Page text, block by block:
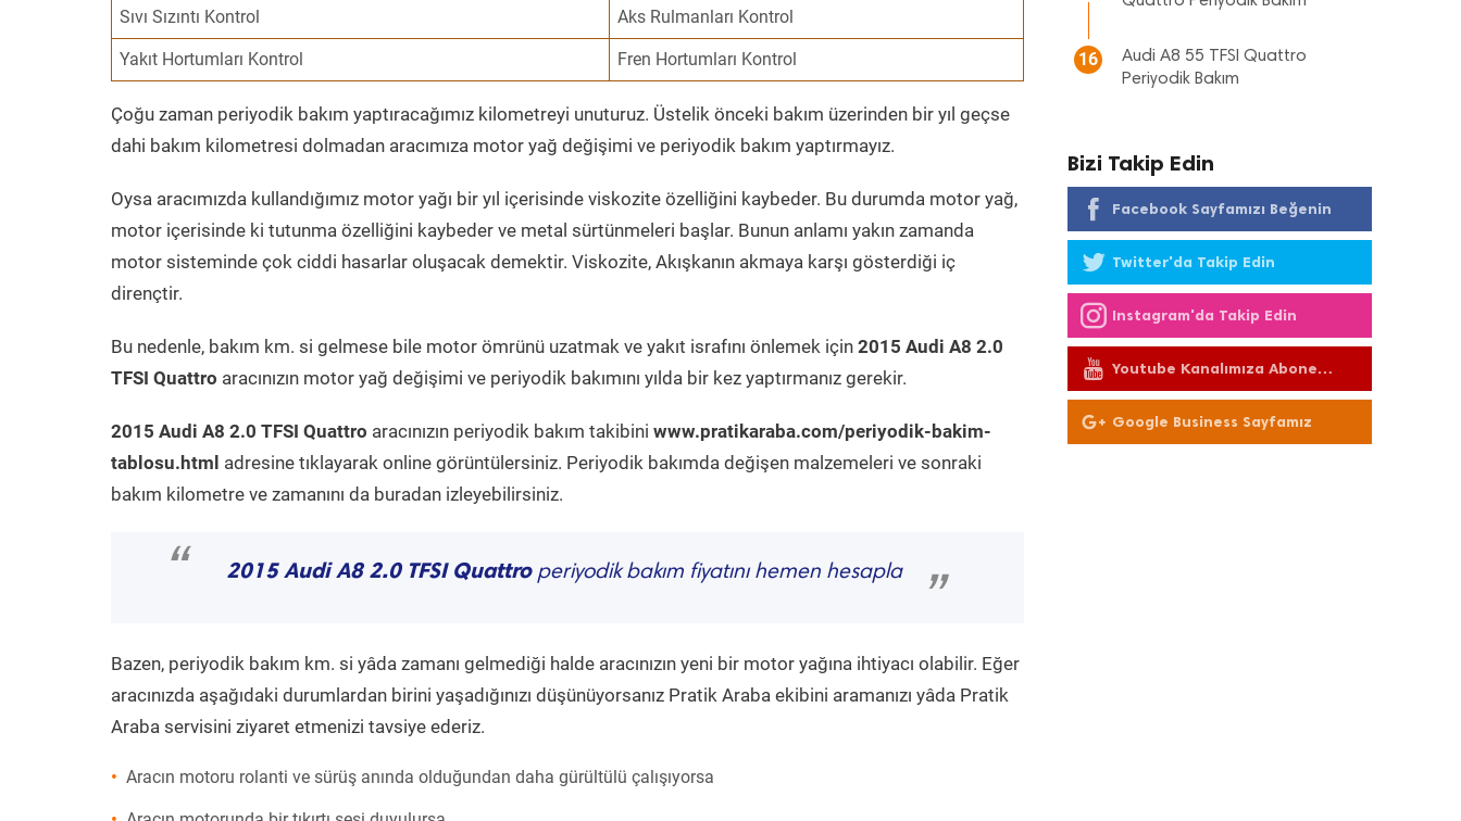
Sıvı Sızıntı Kontrol Aks Rulmanları Kontrol
Yakıt Hortumları Kontrol Fren Hortumları Kontrol
Çoğu zaman periyodik bakım yaptıracağımız kilometreyi unuturuz. Üstelik önceki bakım üzerinden bir yıl geçse
dahi bakım kilometresi dolmadan aracımıza motor yağ değişimi ve periyodik bakım yaptırmayız.
Oysa aracımızda kullandığımız motor yağı bir yıl içerisinde viskozite özelliğini kaybeder. Bu durumda motor yağ,
motor içerisinde ki tutunma özelliğini kaybeder ve metal sürtünmeleri başlar. Bunun anlamı yakın zamanda
motor sisteminde çok ciddi hasarlar oluşacak demektir. Viskozite, Akışkanın akmaya karşı gösterdiği iç
dirençtir.
Bu nedenle, bakım km. si gelmese bile motor ömrünü uzatmak ve yakıt israfını önlemek için 2015 Audi A8 2.0
TFSI Quattro aracınızın motor yağ değişimi ve periyodik bakımını yılda bir kez yaptırmanız gerekir.
2015 Audi A8 2.0 TFSI Quattro aracınızın periyodik bakım takibini www.pratikaraba.com/periyodik-bakim-
tablosu.html adresine tıklayarak online görüntülersiniz. Periyodik bakımda değişen malzemeleri ve sonraki
bakım kilometre ve zamanını da buradan izleyebilirsiniz.
“ 2015 Audi A8 2.0 TFSI Quattroperiyodik bakım fiyatını hemen hesapla
”
Bazen, periyodik bakım km. si yâda zamanı gelmediği halde aracınızın yeni bir motor yağına ihtiyacı olabilir. Eğer
aracınızda aşağıdaki durumlardan birini yaşadığınızı düşünüyorsanız Pratik Araba ekibini aramanızı yâda Pratik
Araba servisini ziyaret etmenizi tavsiye ederiz.
Aracın motoru rolanti ve sürüş anında olduğundan daha gürültülü çalışıyorsa
16
Audi A8 55 TFSI Quattro
Periyodik Bakım
Bizi Takip Edin
Facebook Sayfamızı Beğenin
Twitter'da Takip Edin
Instagram'da Takip Edin
Youtube Kanalımıza Abone
Olun
Google Business Sayfamız